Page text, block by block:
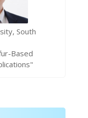
South
Based